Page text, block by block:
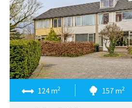
124 m2 157 m2